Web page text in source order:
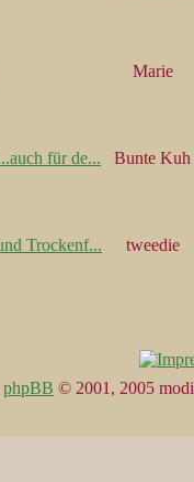
Marie
für de... Bunte Kuh
Trockenf... tweedie
phpBB © 2001, 2005